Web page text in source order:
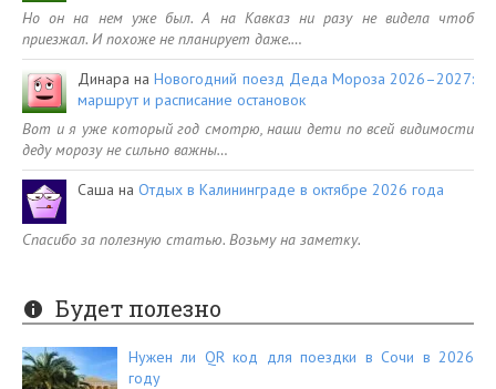
Но он на нем уже был. А на Кавказ ни разу не видела чтоб
приезжал. И похоже не планирует даже.…
Динара наНовогодний поезд Деда Мороза 2026–2027:
маршрут и расписание остановок
Вот и я уже который год смотрю, наши дети по всей видимости
деду морозу не сильно важны…
Саша на Отдых в Калининграде в октябре 2026 года
Спасибо за полезную статью. Возьму на заметку.
Будет полезно
Нужен ли QR код для поездки в Сочи в 2026
году